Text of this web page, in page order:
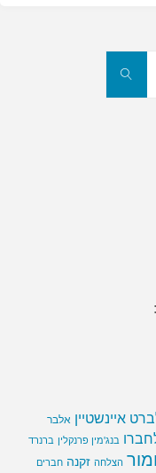
חפשו
איינשטיין אלבר
בנג'מין פרנקלין ברנרד
הצלחה זקנה חברים